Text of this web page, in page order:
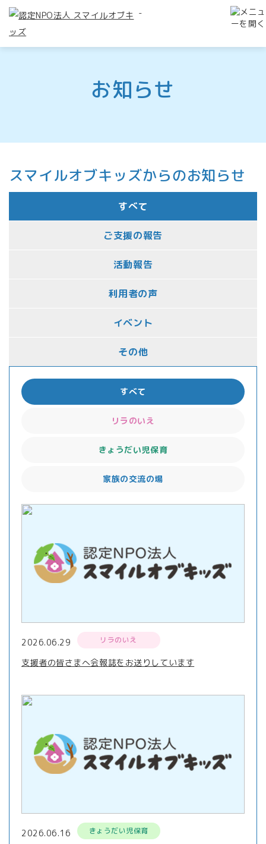
-
お知らせ
スマイルオブキッズからのお知らせ
すべて
ご支援の報告
活動報告
利用者の声
イベント
その他
すべて
リラのいえ
きょうだい児保育
家族の交流の場
2026.06.29 リラのいえ
支援者の皆さまへ会報誌をお送りしています
2026.06.16 きょうだい児保育